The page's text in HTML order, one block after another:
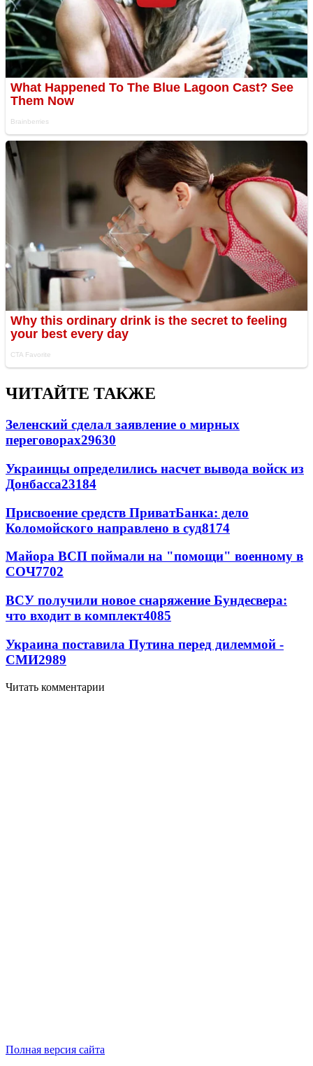
ЧИТАЙТЕ ТАКЖЕ
Зеленский сделал заявление о мирных
переговорах29630
Украинцы определились насчет вывода войск из
Донбасса23184
Присвоение средств ПриватБанка: дело
Коломойского направлено в суд8174
Майора ВСП поймали на "помощи" военному в
СОЧ7702
ВСУ получили новое снаряжение Бундесвера:
что входит в комплект4085
Украина поставила Путина перед дилеммой -
СМИ2989
Читать комментарии
Полная версия сайта